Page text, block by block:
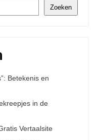
Zoeken
Betekenis en
in de
Vertaalsite